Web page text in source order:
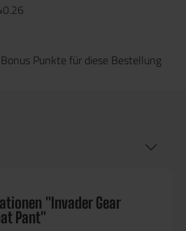
Punkte für diese Bestellung
"Invader Gear
Pant"